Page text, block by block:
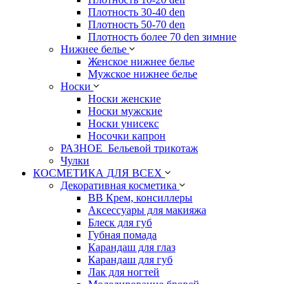
Плотность 30-40 den
Плотность 50-70 den
Плотность более 70 den зимние
Нижнее белье
Женское нижнее белье
Мужское нижнее белье
Носки
Носки женские
Носки мужские
Носки унисекс
Носочки капрон
РАЗНОЕ_Бельевой трикотаж
Чулки
КОСМЕТИКА ДЛЯ ВСЕХ
Декоративная косметика
BB Крем, консиллеры
Аксессуары для макияжа
Блеск для губ
Губная помада
Карандаш для глаз
Карандаш для губ
Лак для ногтей